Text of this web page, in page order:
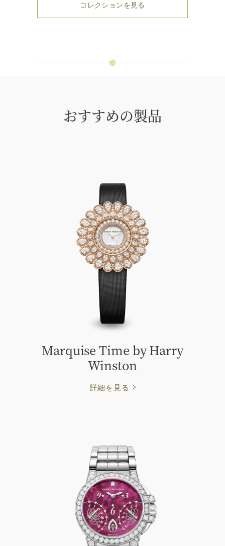
コレクションを見る
おすすめの製品
Marquise Time by Harry
Winston
詳細を見る